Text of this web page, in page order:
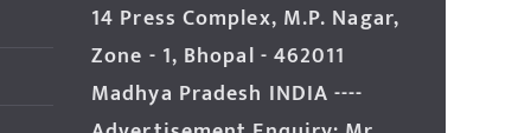
14 Press Complex, M.P. Nagar,
Zone - 1, Bhopal - 462011
Madhya Pradesh INDIA ----